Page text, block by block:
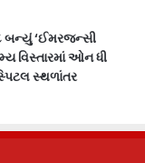
બન્યું ‘ઈમરજન્સી
વિસ્તારમાં ઓન ધી
સ્થળાંતર